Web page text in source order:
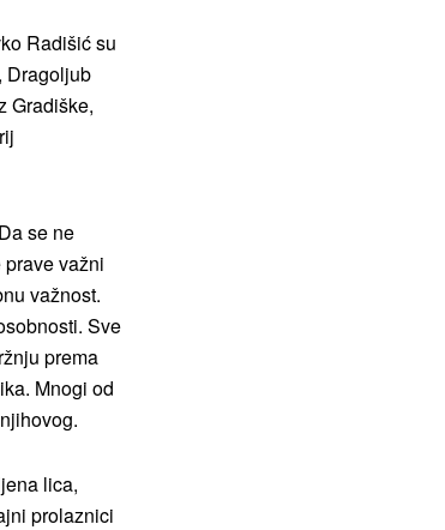
Radišić su
Dragoljub
Gradiške,
se ne
važni
važnost.
Sve
prema
Mnogi od
lica,
prolaznici